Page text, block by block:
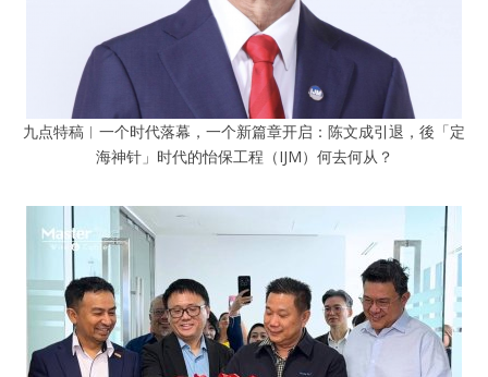
九点特稿︱一个时代落幕，一个新篇章开启：陈文成引退，後「定
海神针」时代的怡保工程（IJM）何去何从？